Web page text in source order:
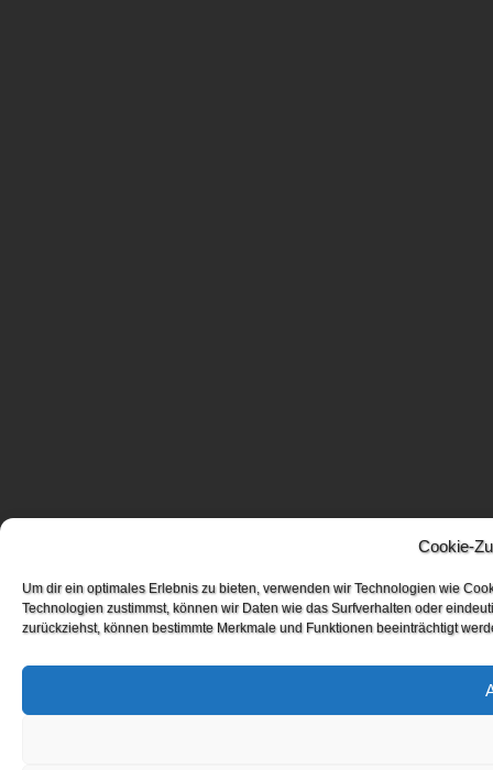
Cookie-
Um dir ein optimales Erlebnis zu bieten, verwenden wir Technologien wie
Technologien zustimmst, können wir Daten wie das Surfverhalten oder
zurückziehst, können bestimmte Merkmale und Funktionen beeinträchtigt